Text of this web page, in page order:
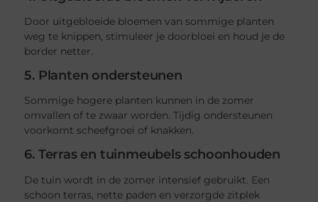
Door uitgebloeide bloemen van sommige planten
weg te knippen, stimuleer je doorbloei en houd je de
border netter.
5. Planten ondersteunen
Sommige hogere planten kunnen in de zomer
omvallen of te zwaar worden. Tijdig ondersteunen
voorkomt scheefgroei of knakken.
6. Terras en tuinmeubels schoonhouden
De tuin wordt in de zomer intensief gebruikt. Een
schoon terras, nette paden en verzorgde zitplek